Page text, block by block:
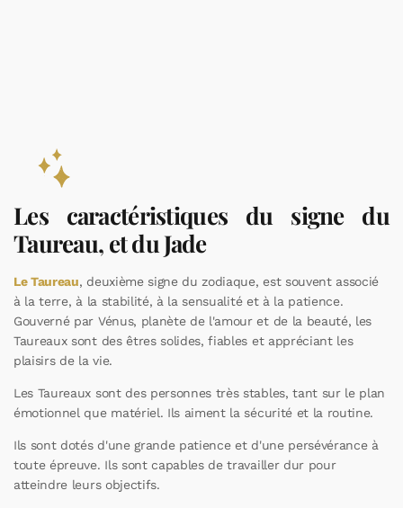
Les caractéristiques du signe du
Taureau, et du Jade
Le Taureau, deuxième signe du zodiaque, est souvent associé
à la terre, à la stabilité, à la sensualité et à la patience.
Gouverné par Vénus, planète de l'amour et de la beauté, les
Taureaux sont des êtres solides, fiables et appréciant les
plaisirs de la vie.
Les Taureaux sont des personnes très stables, tant sur le plan
émotionnel que matériel. Ils aiment la sécurité et la routine.
Ils sont dotés d'une grande patience et d'une persévérance à
toute épreuve. Ils sont capables de travailler dur pour
atteindre leurs objectifs.